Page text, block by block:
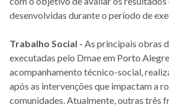
desenvolvidas durante o período de
Trabalho Social - As principais obras
executadas pelo Dmae em Porto
acompanhamento técnico-social,
após as intervenções que impactam a
comunidades. Atualmente, outras três